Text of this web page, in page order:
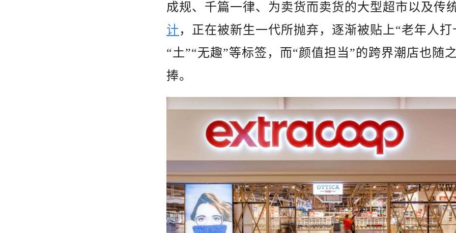
成规、千篇一律、为卖货而卖货的大型超市以及传
计 ，正在被新生一代所抛弃，逐渐被贴上“老年人打
“土”“无趣”等标签，而“颜值担当”的跨界潮店也随
捧。